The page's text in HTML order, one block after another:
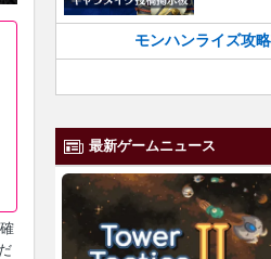
モンハンライズ攻
最新ゲームニュース